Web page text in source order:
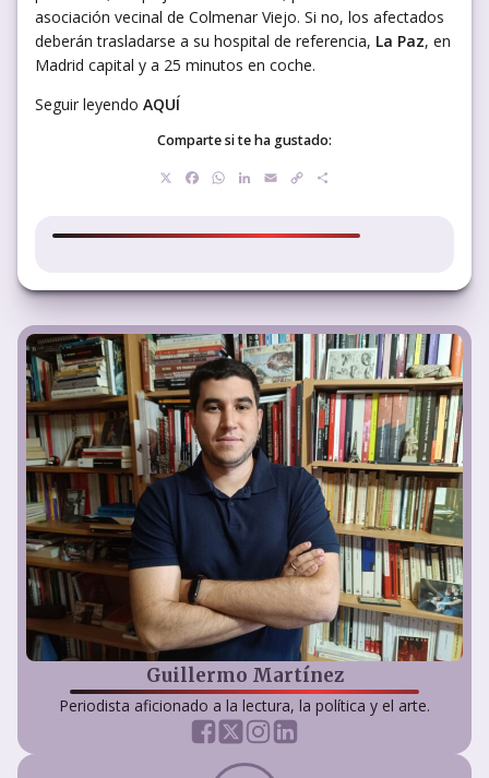
asociación vecinal de Colmenar Viejo. Si no, los afectados
deberán trasladarse a su hospital de referencia, La Paz, en
Madrid capital y a 25 minutos en coche.
Seguir leyendo AQUÍ
Comparte si te ha gustado:
Facebook
WhatsApp
LinkedIn
EmailCopy
Guillermo Martínez
Periodista aficionado a la lectura, la política y el arte.